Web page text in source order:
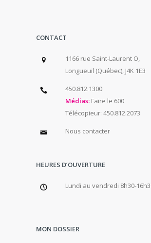
CONTACT
1166 rue Saint-Laurent O,
Longueuil (Québec), J4K 1E3
450.812.1300
Médias: Faire le 600
Télécopieur: 450.812.2073
Nous contacter
HEURES D’OUVERTURE
Lundi au vendredi 8h30-
MON DOSSIER